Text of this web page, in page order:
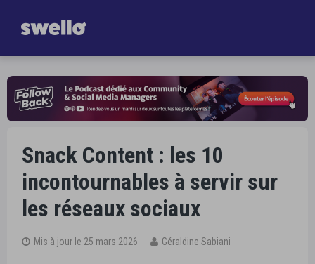
Snack Content : les 10
incontournables à servir sur
les réseaux sociaux
Mis à jour le 25 mars 2026 Géraldine Sabiani